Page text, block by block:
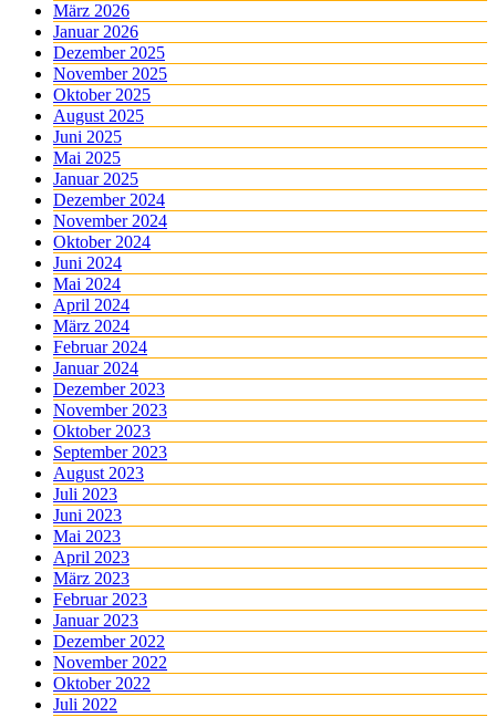
März 2026
Januar 2026
Dezember 2025
November 2025
Oktober 2025
August 2025
Juni 2025
Mai 2025
Januar 2025
Dezember 2024
November 2024
Oktober 2024
Juni 2024
Mai 2024
April 2024
März 2024
Februar 2024
Januar 2024
Dezember 2023
November 2023
Oktober 2023
September 2023
August 2023
Juli 2023
Juni 2023
Mai 2023
April 2023
März 2023
Februar 2023
Januar 2023
Dezember 2022
November 2022
Oktober 2022
Juli 2022